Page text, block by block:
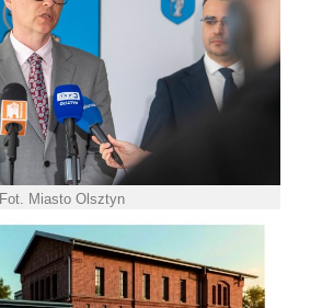
Fot. Miasto Olsztyn